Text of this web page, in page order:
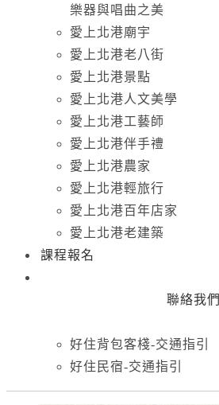
樂器與唱曲之美
愛上北港廟宇
愛上北港老八街
愛上北港景點
愛上北港人文美學
愛上北港工藝師
愛上北港伴手禮
愛上北港農家
愛上北港輕旅行
愛上北港百年店家
愛上北港老建築
課程報名
聯絡我們
好住背包客棧-交通指引
好住民宿-交通指引